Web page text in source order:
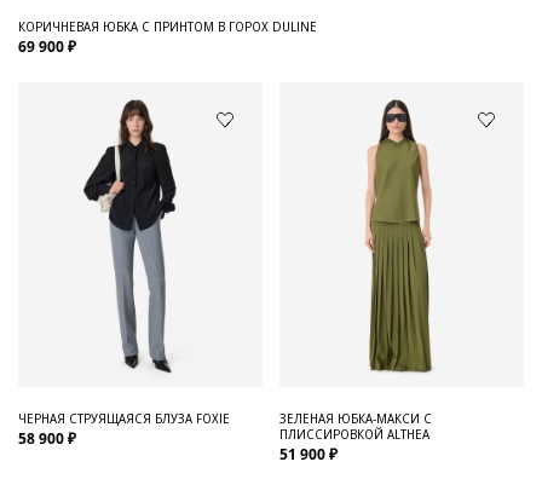
КОРИЧНЕВАЯ ЮБКА С ПРИНТОМ В ГОРОХ DULINE
69 900 ₽
ЧЕРНАЯ СТРУЯЩАЯСЯ БЛУЗА FOXIE
58 900 ₽
ЗЕЛЕНАЯ ЮБКА-МАКСИ С
ПЛИССИРОВКОЙ ALTHEA
51 900 ₽